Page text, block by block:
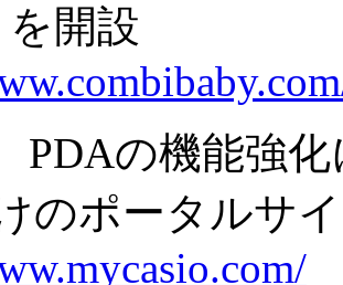
を開設
PDAの機能強
のポータルサ